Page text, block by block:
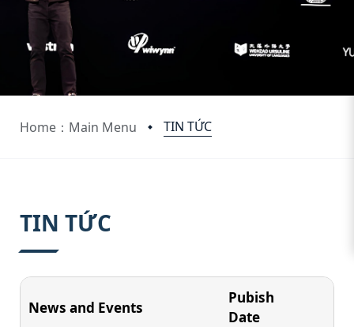
Home：Main Menu TIN TỨC
TIN TỨC
News and Events
Pubish
Date